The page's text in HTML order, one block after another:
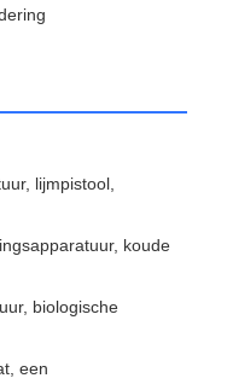
lijmpistool,
koude
biologische
een